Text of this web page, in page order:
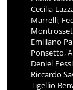
Cecilia
Marrelli,
Emiliano
Ponsetto,
Deniel
Riccardo
Tigellio